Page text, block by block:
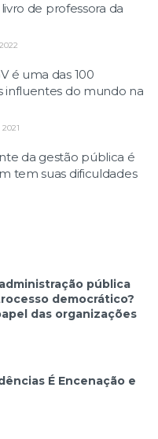
de professora da
é uma das 100
influentes do mundo na
da gestão pública é
tem suas dificuldades
pública
democrático?
das organizações
É Encenação e